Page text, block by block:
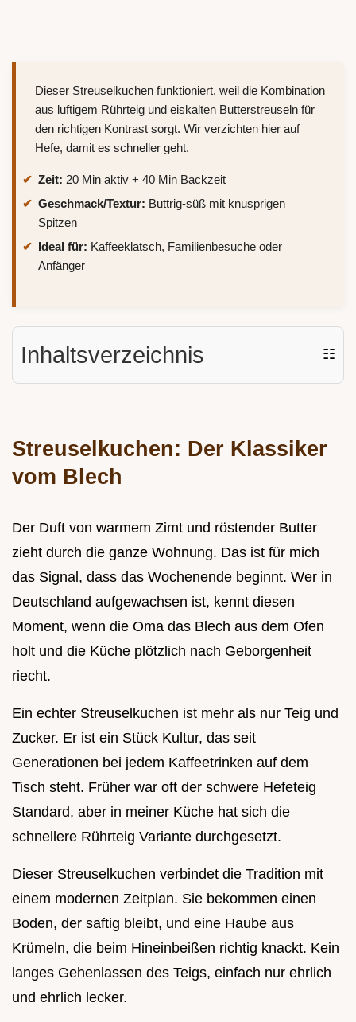
Dieser Streuselkuchen funktioniert, weil die Kombination
aus luftigem Rührteig und eiskalten Butterstreuseln für
den richtigen Kontrast sorgt. Wir verzichten hier auf
Hefe, damit es schneller geht.
Zeit: 20 Min aktiv + 40 Min Backzeit
Geschmack/Textur: Buttrig-süß mit knusprigen
Spitzen
Ideal für: Kaffeeklatsch, Familienbesuche oder
Anfänger
Inhaltsverzeichnis ☷
Streuselkuchen: Der Klassiker
vom Blech
Der Duft von warmem Zimt und röstender Butter
zieht durch die ganze Wohnung. Das ist für mich
das Signal, dass das Wochenende beginnt. Wer in
Deutschland aufgewachsen ist, kennt diesen
Moment, wenn die Oma das Blech aus dem Ofen
holt und die Küche plötzlich nach Geborgenheit
riecht.
Ein echter Streuselkuchen ist mehr als nur Teig und
Zucker. Er ist ein Stück Kultur, das seit
Generationen bei jedem Kaffeetrinken auf dem
Tisch steht. Früher war oft der schwere Hefeteig
Standard, aber in meiner Küche hat sich die
schnellere Rührteig Variante durchgesetzt.
Dieser Streuselkuchen verbindet die Tradition mit
einem modernen Zeitplan. Sie bekommen einen
Boden, der saftig bleibt, und eine Haube aus
Krümeln, die beim Hineinbeißen richtig knackt. Kein
langes Gehenlassen des Teigs, einfach nur ehrlich
und ehrlich lecker.